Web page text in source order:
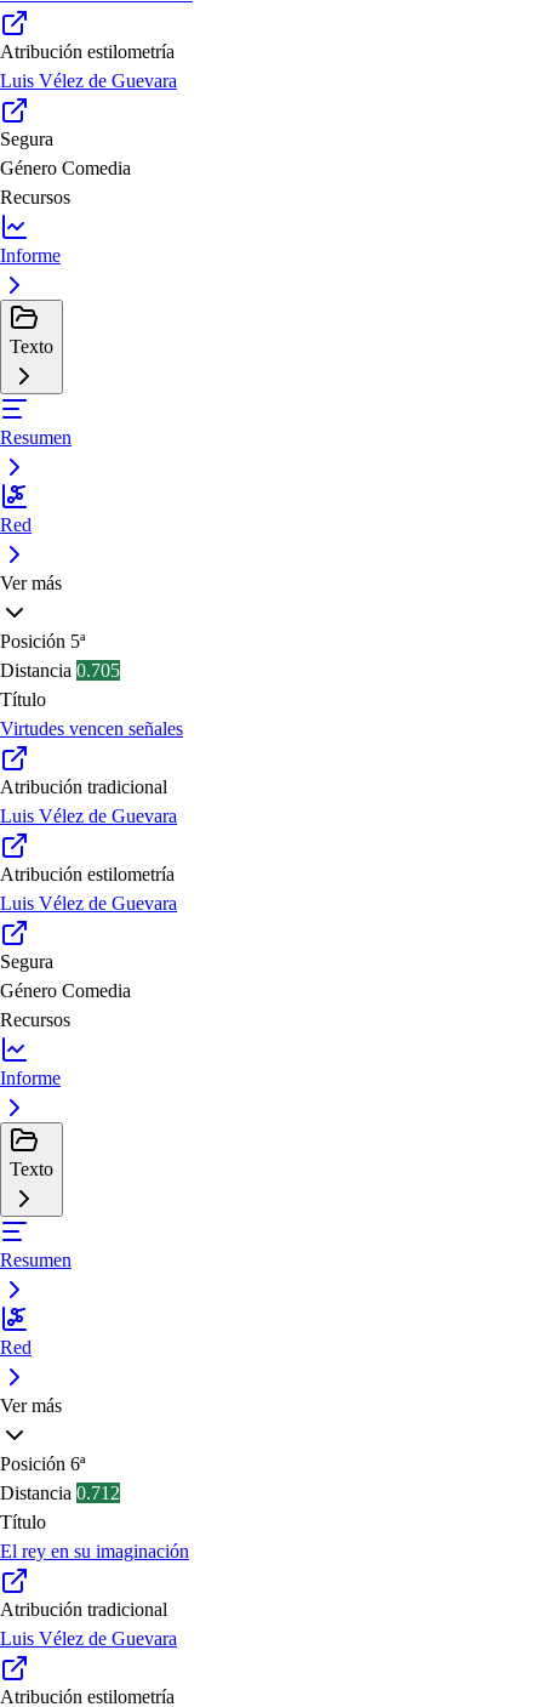
Atribución estilometría
Luis Vélez de Guevara
Segura
Género Comedia
Recursos
Informe
Texto
Resumen
Red
Ver más
Posición 5ª
Distancia 0.705
Título
Virtudes vencen señales
Atribución tradicional
Luis Vélez de Guevara
Atribución estilometría
Luis Vélez de Guevara
Segura
Género Comedia
Recursos
Informe
Texto
Resumen
Red
Ver más
Posición 6ª
Distancia 0.712
Título
El rey en su imaginación
Atribución tradicional
Luis Vélez de Guevara
Atribución estilometría